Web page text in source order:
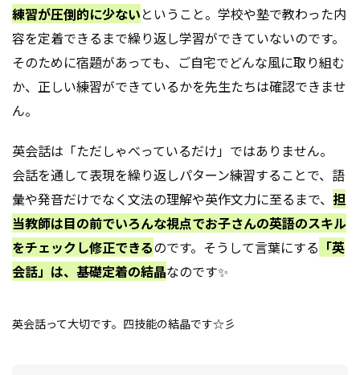
練習が圧倒的に少ないということ。学校や塾で教わった内
容を定着できるまで繰り返し学習ができていないのです。
そのために宿題があっても、ご自宅でどんな風に取り組む
か、正しい練習ができているかを先生たちは確認できませ
ん。
英会話は「ただしゃべっているだけ」ではありません。
会話を通して表現を繰り返しパターン練習することで、語
彙や発音だけでなく文法の理解や英作文力に至るまで、 担
当教師は目の前でいろんな視点でお子さんの英語のスキル
をチェックし修正できるのです。そうして言葉にする 「英
会話」は、基礎定着の結晶なのです✨
英会話って大切です。四技能の結晶です☆彡